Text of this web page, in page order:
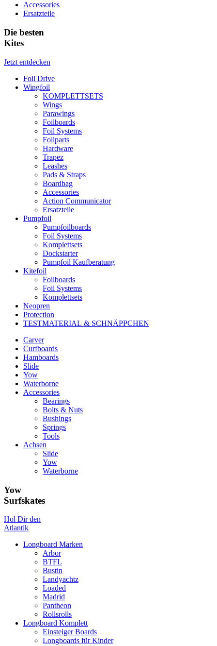
Accessories
Ersatzteile
Die besten
Kites
Jetzt entdecken
Foil Drive
Wingfoil
KOMPLETTSETS
Wings
Parawings
Foilboards
Foil Systems
Foilparts
Hardware
Trapez
Leashes
Pads & Straps
Boardbag
Accessories
Action Communicator
Ersatzteile
Pumpfoil
Pumpfoilboards
Foil Systems
Komplettsets
Dockstarter
Pumpfoil Kaufberatung
Kitefoil
Foilboards
Foil Systems
Komplettsets
Neopren
Protection
TESTMATERIAL & SCHNÄPPCHEN
Carver
Curfboards
Hamboards
Slide
Yow
Waterborne
Accessories
Bearings
Bolts & Nuts
Bushings
Springs
Tools
Achsen
Slide
Yow
Waterborne
Yow
Surfskates
Hol Dir den
Atlantik
Longboard Marken
Arbor
BTFL
Bustin
Landyachtz
Loaded
Madrid
Pantheon
Rollsrolls
Longboard Komplett
Einsteiger Boards
Longboards für Kinder